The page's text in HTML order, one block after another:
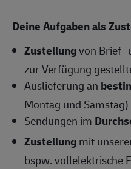
Deine Aufgaben als
Zustellungvon Brief-
zur Verfügung
Auslieferung an
Montag und Samstag)
Sendungen im
Zustellungmit
bspw. vollelektrische